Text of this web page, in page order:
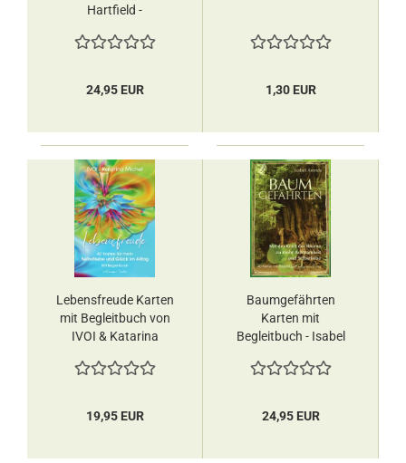
Hartfield -
24,95 EUR 1,30 EUR
Lebensfreude Karten
mit Begleitbuch von
IVOI & Katarina
19,95 EUR
Baumgefährten
Karten mit
Begleitbuch - Isabel
Orakelkarten
24,95 EUR